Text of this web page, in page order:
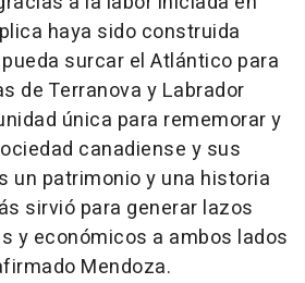
haya sido construida
surcar el Atlántico para
de Terranova y Labrador
única para rememorar y
canadiense y sus
un patrimonio y una historia
sirvió para generar lazos
y económicos a ambos lados
Mendoza.